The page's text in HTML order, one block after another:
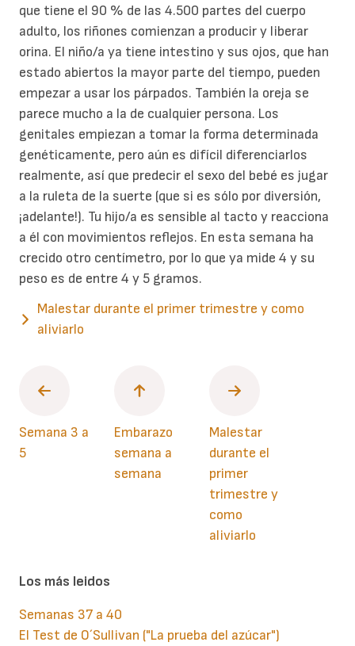
que tiene el 90 % de las 4.500 partes del cuerpo
adulto, los riñones comienzan a producir y liberar
orina. El niño/a ya tiene intestino y sus ojos, que han
estado abiertos la mayor parte del tiempo, pueden
empezar a usar los párpados. También la oreja se
parece mucho a la de cualquier persona. Los
genitales empiezan a tomar la forma determinada
genéticamente, pero aún es difícil diferenciarlos
realmente, así que predecir el sexo del bebé es jugar
a la ruleta de la suerte (que si es sólo por diversión,
¡adelante!). Tu hijo/a es sensible al tacto y reacciona
a él con movimientos reflejos. En esta semana ha
crecido otro centímetro, por lo que ya mide 4 y su
peso es de entre 4 y 5 gramos.
Malestar durante el primer trimestre y como
aliviarlo
Semana 3 a
5
Embarazo
semana a
semana
Malestar
durante el
primer
trimestre y
como
aliviarlo
Los más leidos
Semanas 37 a 40
El Test de O´Sullivan ("La prueba del azúcar")